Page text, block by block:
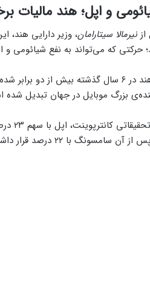
و اپل؛ هند مالیات
نیرمالا سیتارامان، وزیر دارایی هند،
حرکتی که می‌تواند به نفع شیائومی و
بزرگ موبایل در جهان تبدیل
بر